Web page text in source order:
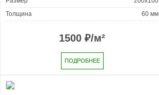
Толщина
60 мм
1500 ₽/м²
ПОДРОБНЕЕ